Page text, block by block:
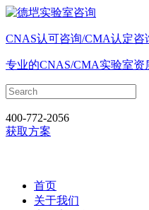
CNAS认可咨询/CMA认定咨
专业的CNAS/CMA实验室资
400-772-2056
获取方案
首页
关于我们